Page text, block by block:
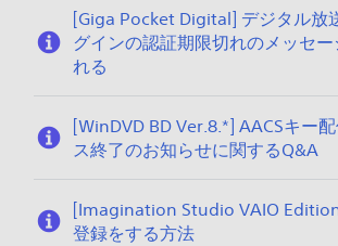
[Giga Pocket Digital] デジタル放
グインの認証期限切れのメッセー
れる
[WinDVD BD Ver.8.*] AACSキー
ス終了のお知らせに関するQ&A
[Imagination Studio VAIO
登録をする方法